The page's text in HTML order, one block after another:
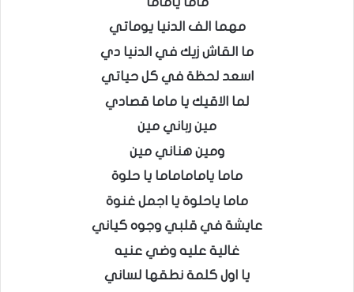
مهما الف الدنيا يوماتي
ما القاش زيك في الدنيا دي
اسعد لحظة في كل حياتي
لما الاقيك يا ماما قصادي
مين رباني مين
ومين هناني مين
ماما ياماماماما يا حلوة
ماما ياحلوة يا اجمل غنوة
عايشة في قلبي وجوه كياني
غالية عليه وضي عنيه
يا اول كلمة نطقها لساني